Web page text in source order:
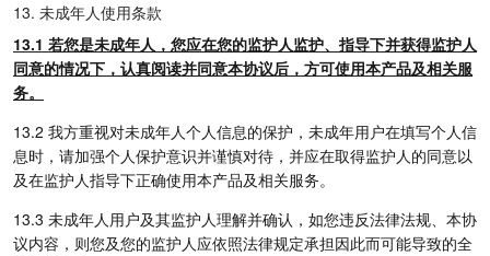
13. 未成年人使用条款
13.1 若您是未成年人，您应在您的监护人监护、指导下并获得监护人
同意的情况下，认真阅读并同意本协议后，方可使用本产品及相关服
务。
13.2 我方重视对未成年人个人信息的保护，未成年用户在填写个人信
息时，请加强个人保护意识并谨慎对待，并应在取得监护人的同意以
及在监护人指导下正确使用本产品及相关服务。
13.3 未成年人用户及其监护人理解并确认，如您违反法律法规、本协
议内容，则您及您的监护人应依照法律规定承担因此而可能导致的全